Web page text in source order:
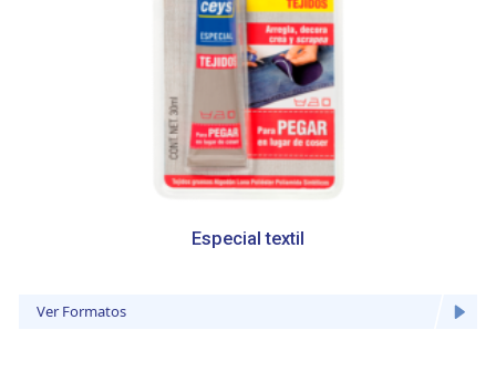
Especial textil
Ver Formatos